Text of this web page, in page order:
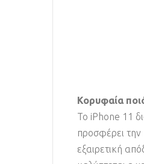
Κορυφαία
Το iPhone 11
προσφέρει την
εξαιρετική